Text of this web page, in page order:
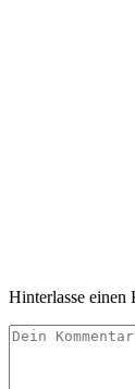
Hinterlasse einen